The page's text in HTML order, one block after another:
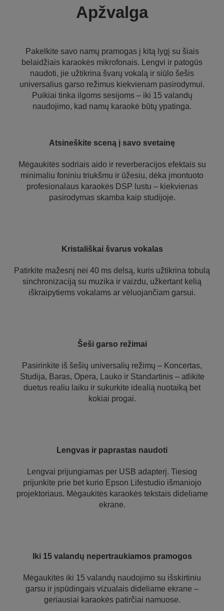
Apžvalga
Pakelkite savo namų pramogas į kitą lygį su šiais
belaidžiais karaokės mikrofonais. Lengvi ir patogūs
naudoti, jie užtikrina švarų vokalą ir siūlo šešis
universalius garso režimus kiekvienam pasirodymui.
Puikiai tinka ilgoms sesijoms – iki 15 valandų
naudojimo, kad namų karaokė būtų ypatinga.
Atsineškite sceną į savo svetainę
Mėgaukitės sodriais aido ir reverberacijos efektais su
minimaliu foniniu triukšmu ir ūžesiu, dėka įmontuoto
profesionalaus karaokės DSP lustu – kiekvienas
pasirodymas skamba kaip studijoje.
Kristališkai švarus vokalas
Patirkite mažesnį nei 40 ms delsą, kuris užtikrina tobulą
sinchronizaciją su muzika ir vaizdu, užkertant kelią
iškraipytiems vokalams ar vėluojančiam garsui.
Šeši garso režimai
Pasirinkite iš šešių universalių režimų – Koncertas,
Studija, Baras, Opera, Lauko ir Standartinis – atlikite
duetus realiu laiku ir sukurkite idealią nuotaiką bet
kokiai progai.
Lengvas ir paprastas naudoti
Lengvai prijungiamas per USB adapterį. Tiesiog
prijunkite prie bet kurio Epson Lifestudio išmaniojo
projektoriaus. Mėgaukitės karaokės tekstais dideliame
ekrane.
Iki 15 valandų nepertraukiamos pramogos
Mėgaukitės iki 15 valandų naudojimo su išskirtiniu
garsu ir įspūdingais vizualais dideliame ekrane –
geriausiai karaokės patirčiai namuose.